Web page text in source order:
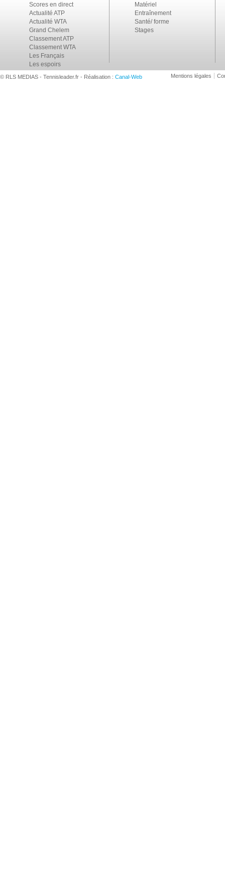
Scores en direct
Actualité ATP
Actualité WTA
Grand Chelem
Classement ATP
Classement WTA
Les Français
Les espoirs
Matériel
Entraînement
Santé/ forme
Stages
© RLS MEDIAS - Tennisleader.fr - Réalisation : Canal-Web Mentions légales